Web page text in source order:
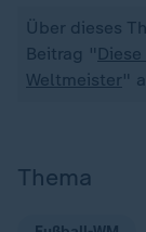
Über dieses
Beitrag "
Weltmeister"
Thema